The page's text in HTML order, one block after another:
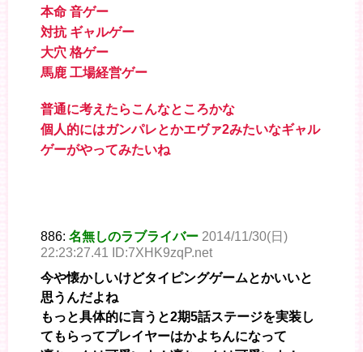
本命 音ゲー
対抗 ギャルゲー
大穴 格ゲー
馬鹿 工場経営ゲー
普通に考えたらこんなところかな
個人的にはガンパレとかエヴァ2みたいなギャル
ゲーがやってみたいね
886: 名無しのラブライバー 2014/11/30(日)
22:23:27.41 ID:7XHK9zqP.net
今や懐かしいけどタイピングゲームとかいいと
思うんだよね
もっと具体的に言うと2期5話ステージを実装し
てもらってプレイヤーはかよちんになって